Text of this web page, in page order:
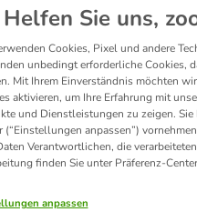
leider
erneute Suche: Stellen Sie sicher,
sollte, kontaktieren Sie bitte
Helfen Sie uns,
Cookies, Pixel und andere
unbedingt erforderliche Cookies,
Mit Ihrem Einverständnis möchten
aktivieren, um Ihre Erfahrung mit
und Dienstleistungen zu zeigen.
(“Einstellungen anpassen”)
Verantwortlichen, die
finden Sie unter Präferenz-Center
anpassen